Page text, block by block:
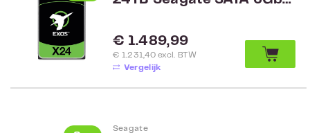
Normale prijs:
€ 1.489,99
€ 1.231,40 excl. BTW
Vergelijk
Seagate